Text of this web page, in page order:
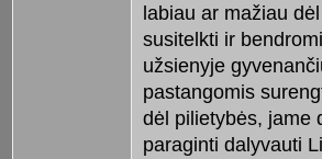
labiau ar mažiau
susitelkti ir
užsienyje
pastangomis
dėl pilietybės, jame
paraginti dalyvauti